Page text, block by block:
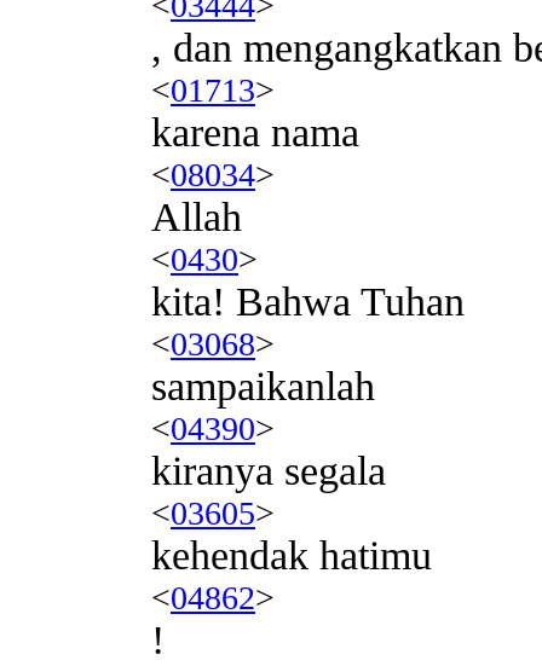
, dan mengangkatkan
<01713>
karena nama
<08034>
Allah
<0430>
kita! Bahwa Tuhan
<03068>
sampaikanlah
<04390>
kiranya segala
<03605>
kehendak hatimu
<04862>
!